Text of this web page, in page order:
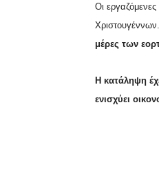
Οι
μέρες των
Η κατάληψη
ενισχύει